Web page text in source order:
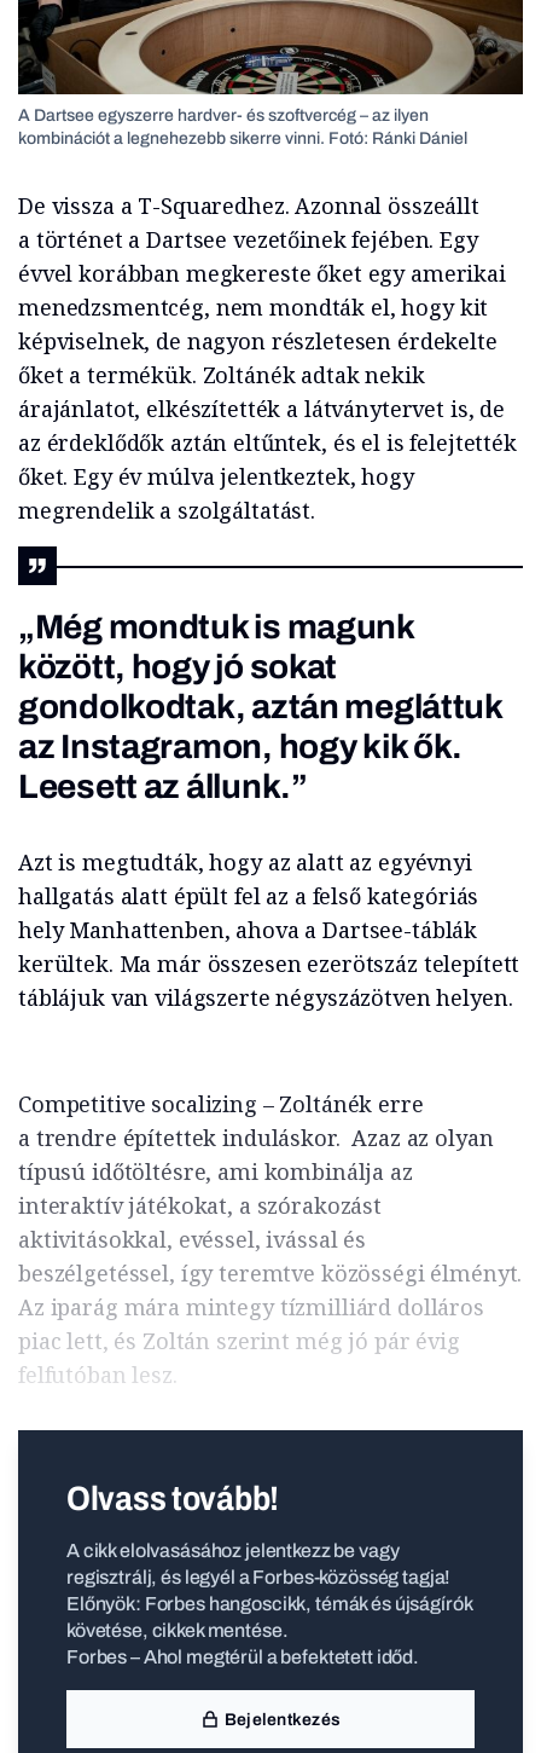
A Dartsee egyszerre hardver- és szoftvercég – az ilyen
kombinációt a legnehezebb sikerre vinni. Fotó: Ránki Dániel
De vissza a T-Squaredhez. Azonnal összeállt
a történet a Dartsee vezetőinek fejében. Egy
évvel korábban megkereste őket egy amerikai
menedzsmentcég, nem mondták el, hogy kit
képviselnek, de nagyon részletesen érdekelte
őket a termékük. Zoltánék adtak nekik
árajánlatot, elkészítették a látványtervet is, de
az érdeklődők aztán eltűntek, és el is felejtették
őket. Egy év múlva jelentkeztek, hogy
megrendelik a szolgáltatást.
„Még mondtuk is magunk
között, hogy jó sokat
gondolkodtak, aztán megláttuk
az Instagramon, hogy kik ők.
Leesett az állunk.”
Azt is megtudták, hogy az alatt az egyévnyi
hallgatás alatt épült fel az a felső kategóriás
hely Manhattenben, ahova a Dartsee-táblák
kerültek. Ma már összesen ezerötszáz telepített
táblájuk van világszerte négyszázötven helyen.
Competitive socalizing – Zoltánék erre
a trendre építettek induláskor. Azaz az olyan
típusú időtöltésre, ami kombinálja az
interaktív játékokat, a szórakozást
aktivitásokkal, evéssel, ivással és
beszélgetéssel, így teremtve közösségi élményt.
Az iparág mára mintegy tízmilliárd dolláros
piac lett, és Zoltán szerint még jó pár évig
felfutóban lesz.
Olvass tovább!
A cikk elolvasásához jelentkezz be vagy
regisztrálj, és legyél a Forbes-közösség tagja!
Előnyök: Forbes hangoscikk, témák és újságírók
követése, cikkek mentése.
Forbes – Ahol megtérül a befektetett időd.
Bejelentkezés